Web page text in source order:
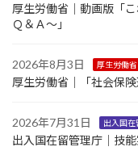
厚生労働省｜動画版「
Ｑ＆Ａ～」
2026年8月3日 厚生労働省
厚生労働省｜「社会保
2026年7月31日 出入国在
出入国在留管理庁｜技